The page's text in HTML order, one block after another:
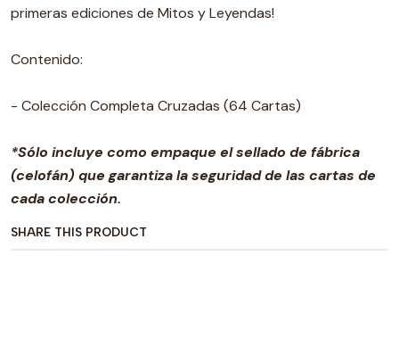
primeras ediciones de Mitos y Leyendas!
Contenido:
- Colección Completa Cruzadas (64 Cartas)
*Sólo incluye como empaque el sellado de fábrica
(celofán) que garantiza la seguridad de las cartas de
cada colección.
SHARE THIS PRODUCT